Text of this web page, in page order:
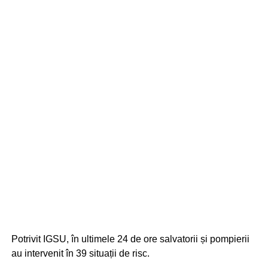
Potrivit IGSU, în ultimele 24 de ore salvatorii și pompierii
au intervenit în 39 situații de risc.